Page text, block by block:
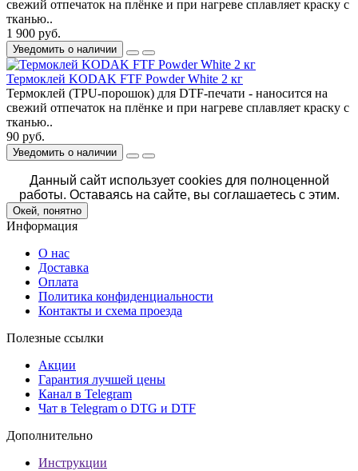
свежий отпечаток на плёнке и при нагреве сплавляет краску с
тканью..
1 900 руб.
Уведомить о наличии
Термоклей KODAK FTF Powder White 2 кг
Термоклей (TPU-порошок) для DTF-печати - наносится на
свежий отпечаток на плёнке и при нагреве сплавляет краску с
тканью..
90 руб.
Уведомить о наличии
Данный сайт использует cookies для полноценной
работы. Оставаясь на сайте, вы соглашаетесь с этим.
Окей, понятно
Информация
О нас
Доставка
Оплата
Политика конфиденциальности
Контакты и схема проезда
Полезные ссылки
Акции
Гарантия лучшей цены
Канал в Telegram
Чат в Telegram о DTG и DTF
Дополнительно
Инструкции